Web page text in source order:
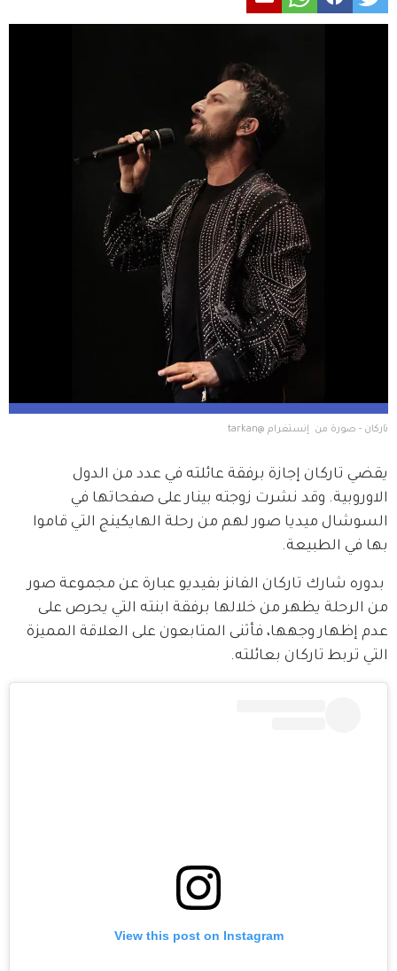
تاركان - صورة من  إنستغرام @tarkan
يقضي تاركان إجازة برفقة عائلته في عدد من الدول
الاوروبية. وقد نشرت زوجته بينار على صفحاتها في
السوشال ميديا صور لهم من رحلة الهايكينج التي قاموا
بها في الطبيعة.
بدوره شارك تاركان الفانز بفيديو عبارة عن مجموعة صور
من الرحلة يظهر من خلالها برفقة ابنته التي يحرص على
عدم إظهار وجهها، فأثنى المتابعون على العلاقة المميزة
التي تربط تاركان بعائلته.
View this post on Instagram